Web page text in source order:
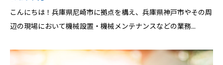
こんにちは！兵庫県尼崎市に拠点を構え、兵庫県神戸市やその周
辺の現場において機械設置・機械メンテナンスなどの業務...